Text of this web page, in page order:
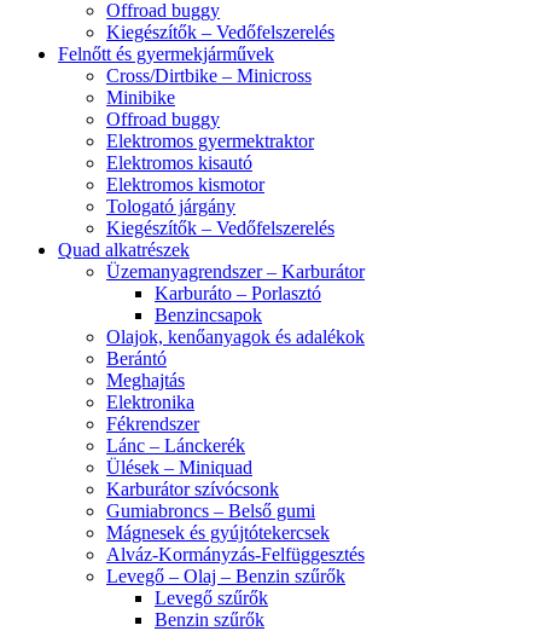
Offroad buggy
Kiegészítők – Vedőfelszerelés
Felnőtt és gyermekjárművek
Cross/Dirtbike – Minicross
Minibike
Offroad buggy
Elektromos gyermektraktor
Elektromos kisautó
Elektromos kismotor
Tologató járgány
Kiegészítők – Vedőfelszerelés
Quad alkatrészek
Üzemanyagrendszer – Karburátor
Karburáto – Porlasztó
Benzincsapok
Olajok, kenőanyagok és adalékok
Berántó
Meghajtás
Elektronika
Fékrendszer
Lánc – Lánckerék
Ülések – Miniquad
Karburátor szívócsonk
Gumiabroncs – Belső gumi
Mágnesek és gyújtótekercsek
Alváz-Kormányzás-Felfüggesztés
Levegő – Olaj – Benzin szűrők
Levegő szűrők
Benzin szűrők